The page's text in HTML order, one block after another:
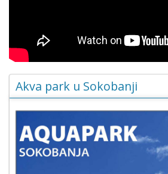
Akva park u Sokobanji